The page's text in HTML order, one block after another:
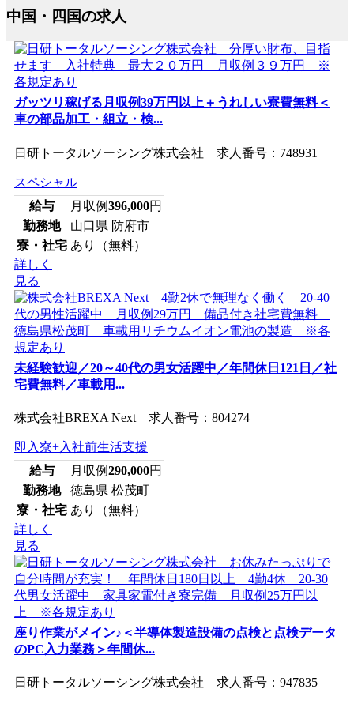
中国・四国の求人
ガッツリ稼げる月収例39万円以上＋うれしい寮費無料＜
車の部品加工・組立・検...
日研トータルソーシング株式会社 求人番号：748931
スペシャル
給与
月収例396,000円
勤務地
山口県 防府市
寮・社宅 あり（無料）
詳しく
見る
未経験歓迎／20～40代の男女活躍中／年間休日121日／社
宅費無料／車載用...
株式会社BREXA Next 求人番号：804274
即入寮+入社前生活支援
給与
月収例290,000円
勤務地
徳島県 松茂町
寮・社宅 あり（無料）
詳しく
見る
座り作業がメイン♪＜半導体製造設備の点検と点検データ
のPC入力業務＞年間休...
日研トータルソーシング株式会社 求人番号：947835